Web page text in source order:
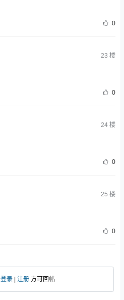
0
23 楼
0
24楼
0
25 楼
0
登录 | 注册 方可回帖